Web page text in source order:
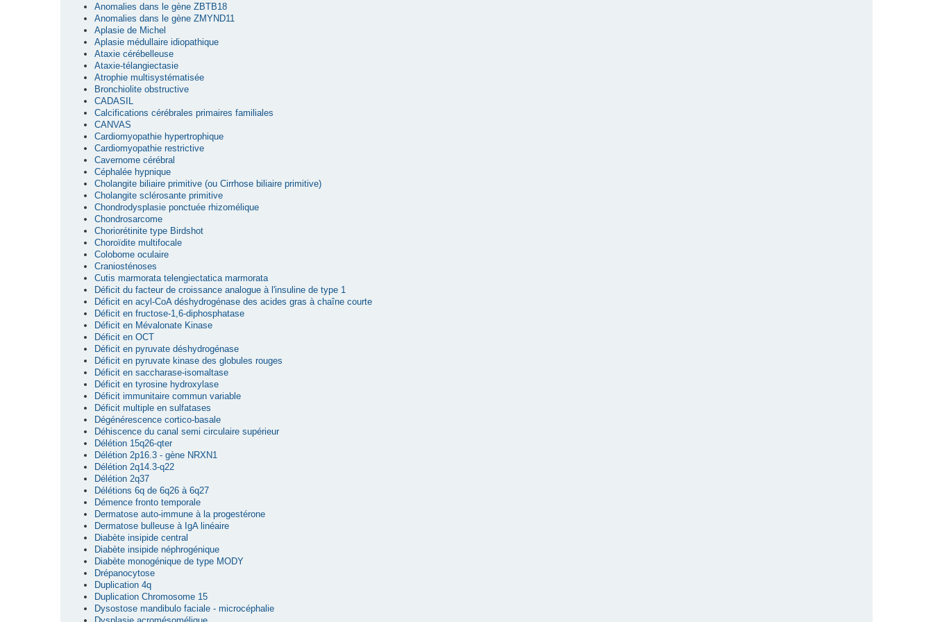
Anomalies dans le gène ZBTB18
Anomalies dans le gène ZMYND11
Aplasie de Michel
Aplasie médullaire idiopathique
Ataxie cérébelleuse
Ataxie-télangiectasie
Atrophie multisystématisée
Bronchiolite obstructive
CADASIL
Calcifications cérébrales primaires familiales
CANVAS
Cardiomyopathie hypertrophique
Cardiomyopathie restrictive
Cavernome cérébral
Céphalée hypnique
Cholangite biliaire primitive (ou Cirrhose biliaire primitive)
Cholangite sclérosante primitive
Chondrodysplasie ponctuée rhizomélique
Chondrosarcome
Choriorétinite type Birdshot
Choroïdite multifocale
Colobome oculaire
Craniosténoses
Cutis marmorata telengiectatica marmorata
Déficit du facteur de croissance analogue à l'insuline de type 1
Déficit en acyl-CoA déshydrogénase des acides gras à chaîne courte
Déficit en fructose-1,6-diphosphatase
Déficit en Mévalonate Kinase
Déficit en OCT
Déficit en pyruvate déshydrogénase
Déficit en pyruvate kinase des globules rouges
Déficit en saccharase-isomaltase
Déficit en tyrosine hydroxylase
Déficit immunitaire commun variable
Déficit multiple en sulfatases
Dégénérescence cortico-basale
Déhiscence du canal semi circulaire supérieur
Délétion 15q26-qter
Délétion 2p16.3 - gène NRXN1
Délétion 2q14.3-q22
Délétion 2q37
Délétions 6q de 6q26 à 6q27
Démence fronto temporale
Dermatose auto-immune à la progestérone
Dermatose bulleuse à IgA linéaire
Diabète insipide central
Diabète insipide néphrogénique
Diabète monogénique de type MODY
Drépanocytose
Duplication 4q
Duplication Chromosome 15
Dysostose mandibulo faciale - microcéphalie